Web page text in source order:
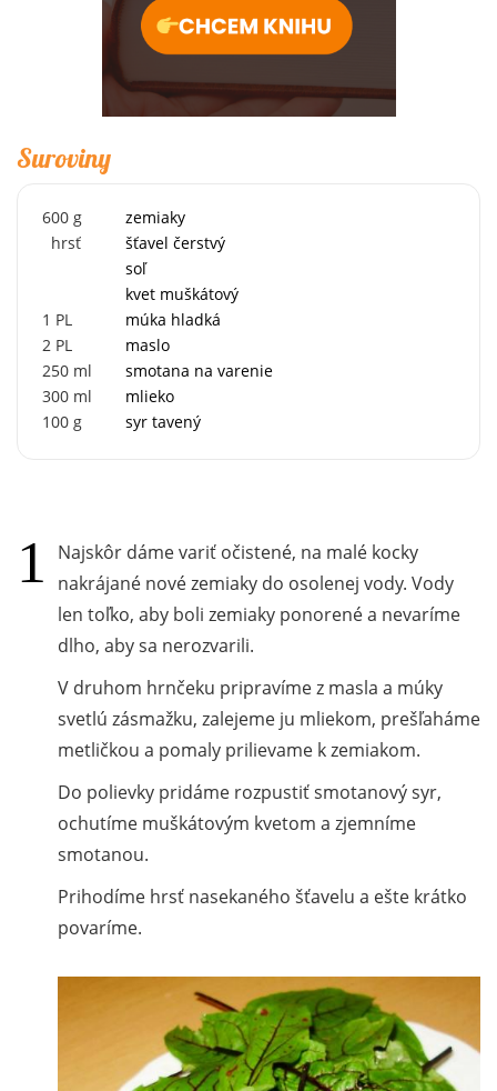
Suroviny
600 g
zemiaky
hrsť
šťavel čerstvý
soľ
kvet muškátový
1 PL
múka hladká
2 PL
maslo
250 ml
smotana na varenie
300 ml
mlieko
100 g syr tavený
Najskôr dáme variť očistené, na malé kocky
nakrájané nové zemiaky do osolenej vody. Vody
len toľko, aby boli zemiaky ponorené a nevaríme
dlho, aby sa nerozvarili.
V druhom hrnčeku pripravíme z masla a múky
svetlú zásmažku, zalejeme ju mliekom, prešľaháme
metličkou a pomaly prilievame k zemiakom.
Do polievky pridáme rozpustiť smotanový syr,
ochutíme muškátovým kvetom a zjemníme
smotanou.
Prihodíme hrsť nasekaného šťavelu a ešte krátko
povaríme.